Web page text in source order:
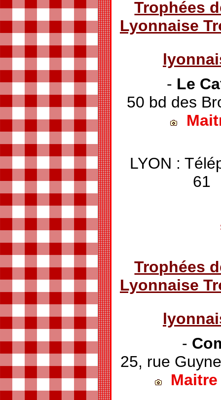
Trophées
Lyonnaise
- Le
50 bd des
LYON :
Trophées
Lyonnaise
-
25, rue